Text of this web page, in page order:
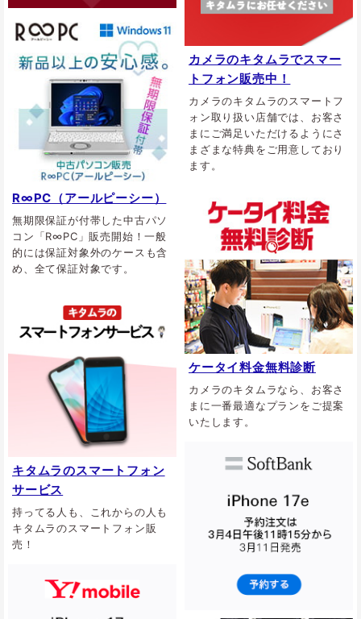
カメラのキタムラでスマー
トフォン販売中！
カメラのキタムラのスマートフ
ォン取り扱い店舗では、お客さ
まにご満足いただけるようにさ
まざまな特典をご用意しており
ます。
R∞PC（アールピーシー）
無期限保証が付帯した中古パソ
コン「R∞PC」販売開始！一般
的には保証対象外のケースも含
め、全て保証対象です。
ケータイ料金無料診断
カメラのキタムラなら、お客さ
まに一番最適なプランをご提案
いたします。
キタムラのスマートフォン
サービス
持ってる人も、これからの人も
キタムラのスマートフォン販
売！